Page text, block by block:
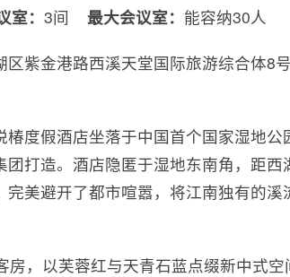
室： 3间 最大会议室： 能容纳30人
区紫金港路西溪天堂国际旅游综合体8
椿度假酒店坐落于中国首个国家湿地
团打造。酒店隐匿于湿地东南角，距
完美避开了都市喧嚣，将江南独有的
房，以芙蓉红与天青石蓝点缀新中式